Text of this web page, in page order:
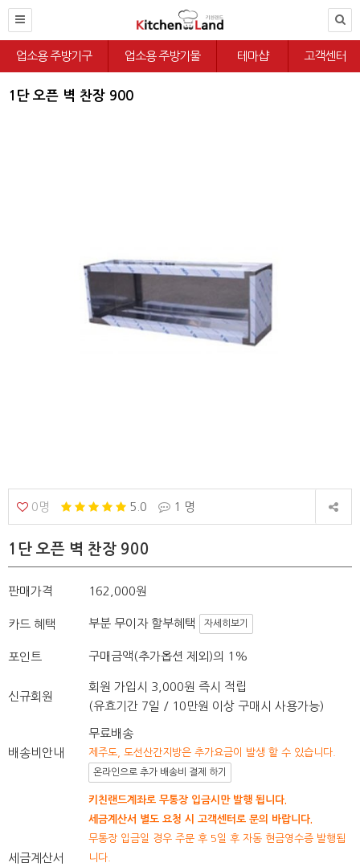
업소용 주방기구 업소용 주방기물 테마샵 고객센터
1단 오픈 벽 찬장 900
0명 5.0 1 명
1단 오픈 벽 찬장 900
판매가격 162,000원
카드 혜택 부분 무이자 할부혜택 자세히보기
포인트 구매금액(추가옵션 제외)의 1%
신규회원
회원 가입시 3,000원 즉시 적립
(유효기간 7일 / 10만원 이상 구매시 사용가능)
배송비안내
무료배송
제주도, 도선산간지방은 추가요금이 발생 할 수 있습니다.
온라인으로 추가 배송비 결제 하기
세금계산서
키친랜드계좌로 무통장 입금시만 발행 됩니다.
세금계산서 별도 요청 시 고객센터로 문의 바랍니다.
무통장 입금일 경우 주문 후 5일 후 자동 현금영수증 발행됩
니다.